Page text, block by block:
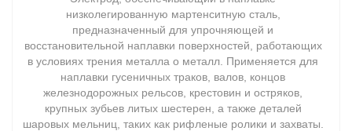
низколегированную мартенситную сталь,
предназначенный для упрочняющей и
восстановительной наплавки поверхностей, работающих
в условиях трения металла о металл. Применяется для
наплавки гусеничных траков, валов, концов
железнодорожных рельсов, крестовин и остряков,
крупных зубьев литых шестерен, а также деталей
шаровых мельниц, таких как рифленые ролики и захваты.